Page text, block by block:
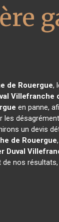
de Rouergue,
Villefranche
en panne,
les
un devis
de Rouergue
Duval
nos